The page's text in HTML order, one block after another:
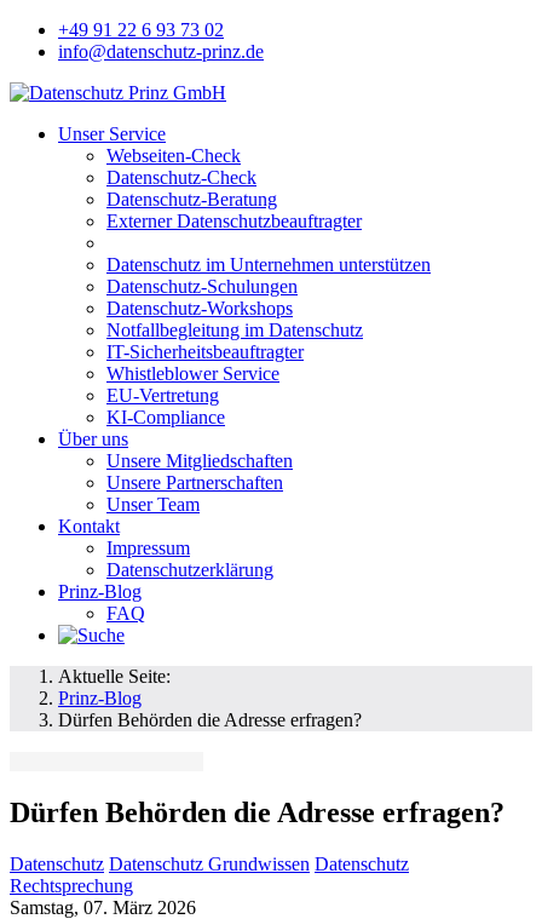
+49 91 22 6 93 73 02
info@datenschutz-prinz.de
Unser Service
Webseiten-Check
Datenschutz-Check
Datenschutz-Beratung
Externer Datenschutzbeauftragter
Datenschutz im Unternehmen unterstützen
Datenschutz-Schulungen
Datenschutz-Workshops
Notfallbegleitung im Datenschutz
IT-Sicherheitsbeauftragter
Whistleblower Service
EU-Vertretung
KI-Compliance
Über uns
Unsere Mitgliedschaften
Unsere Partnerschaften
Unser Team
Kontakt
Impressum
Datenschutzerklärung
Prinz-Blog
FAQ
Aktuelle Seite:
Prinz-Blog
Dürfen Behörden die Adresse erfragen?
Dürfen Behörden die Adresse erfragen?
Datenschutz Datenschutz Grundwissen Datenschutz
Rechtsprechung
Samstag, 07. März 2026